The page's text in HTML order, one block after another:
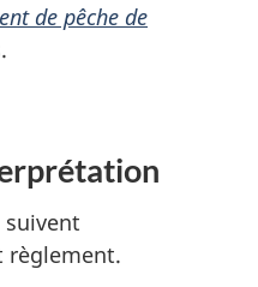
de pêche de
règlement.